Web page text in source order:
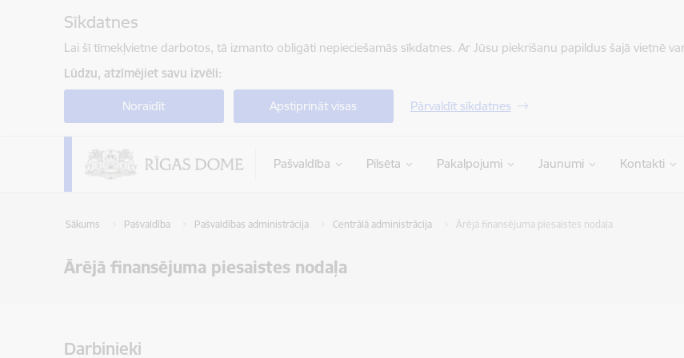
Sīkdatnes
Lai šī tīmekļvietne darbotos, tā izmanto obligāti nepieciešamās sīkdatnes. Ar Jūsu piekrišanu papildus šajā vietnē
Lūdzu, atzīmējiet savu izvēli:
Noraidīt Apstiprināt visas Pārvaldīt sīkdatnes
Pašvaldība Pilsēta Pakalpojumi Jaunumi Kontakti
Sākums Pašvaldība Pašvaldības administrācija Centrālā administrācija Ārējā finansējuma piesaistes nodaļa
Ārējā finansējuma piesaistes nodaļa
Darbinieki